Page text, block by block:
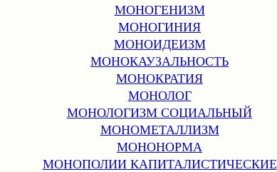
МОНОГЕНИЗМ
МОНОГИНИЯ
МОНОИДЕИЗМ
МОНОКАУЗАЛЬНОСТЬ
МОНОКРАТИЯ
МОНОЛОГ
МОНОЛОГИЗМ СОЦИАЛЬНЫЙ
МОНОМЕТАЛЛИЗМ
МОНОНОРМА
МОНОПОЛИИ КАПИТАЛИСТИЧЕСКИЕ